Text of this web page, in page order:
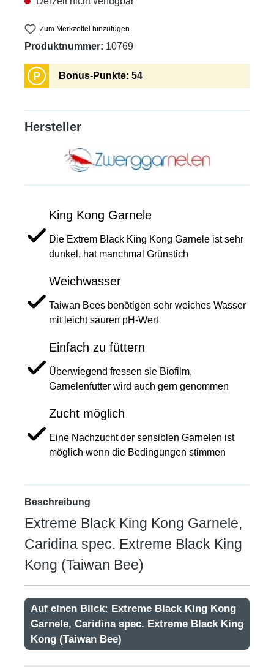
Zum Merkzettel hinzufügen
Produktnummer: 10769
P Bonus-Punkte: 54
Hersteller
King Kong Garnele
Die Extrem Black King Kong Garnele ist sehr
dunkel, hat manchmal Grünstich
Weichwasser
Taiwan Bees benötigen sehr weiches Wasser
mit leicht sauren pH-Wert
Einfach zu füttern
Überwiegend fressen sie Biofilm,
Garnelenfutter wird auch gern genommen
Zucht möglich
Eine Nachzucht der sensiblen Garnelen ist
möglich wenn die Bedingungen stimmen
Beschreibung
Extreme Black King Kong Garnele,
Caridina spec. Extreme Black King
Kong (Taiwan Bee)
Auf einen Blick: Extreme Black King Kong
Garnele, Caridina spec. Extreme Black King
Kong (Taiwan Bee)